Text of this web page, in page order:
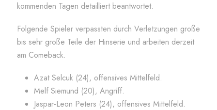
kommenden Tagen detailliert beantwortet.
Folgende Spieler verpassten durch Verletzungen große
bis sehr große Teile der Hinserie und arbeiten derzeit
am Comeback.
Azat Selcuk (24), offensives Mittelfeld.
Melf Siemund (20), Angriff.
Jaspar-Leon Peters (24), offensives Mittelfeld.